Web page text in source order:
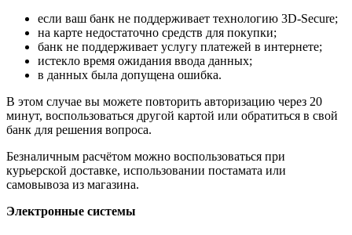
если ваш банк не поддерживает технологию 3D-Secure;
на карте недостаточно средств для покупки;
банк не поддерживает услугу платежей в интернете;
истекло время ожидания ввода данных;
в данных была допущена ошибка.
В этом случае вы можете повторить авторизацию через 20
минут, воспользоваться другой картой или обратиться в свой
банк для решения вопроса.
Безналичным расчётом можно воспользоваться при
курьерской доставке, использовании постамата или
самовывоза из магазина.
Электронные системы